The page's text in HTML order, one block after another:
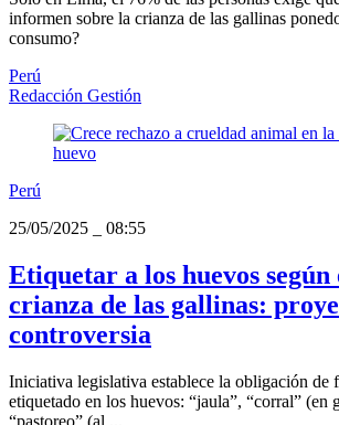
informen sobre la crianza de las gallinas
consumo?
Perú
Redacción Gestión
Perú
25/05/2025
08:55
Etiquetar a los huevos según
crianza de las gallinas:
controversia
Iniciativa legislativa establece la obligación de
etiquetado en los huevos: “jaula”, “corral” (en